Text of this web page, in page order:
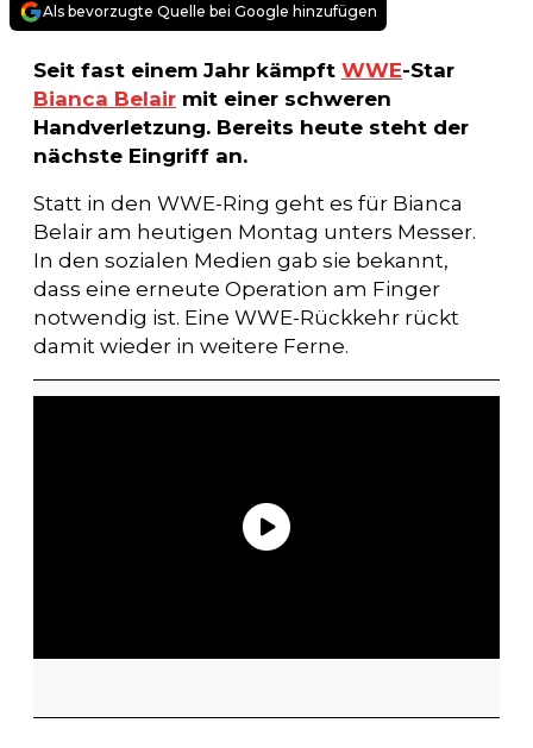
Als bevorzugte Quelle bei Google hinzufügen
Seit fast einem Jahr kämpft WWE-Star
Bianca Belair mit einer schweren
Handverletzung. Bereits heute steht der
nächste Eingriff an.
Statt in den WWE-Ring geht es für Bianca
Belair am heutigen Montag unters Messer.
In den sozialen Medien gab sie bekannt,
dass eine erneute Operation am Finger
notwendig ist. Eine WWE-Rückkehr rückt
damit wieder in weitere Ferne.